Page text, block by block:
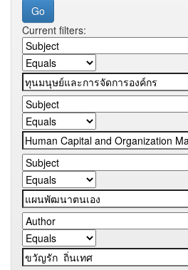
Current filters: